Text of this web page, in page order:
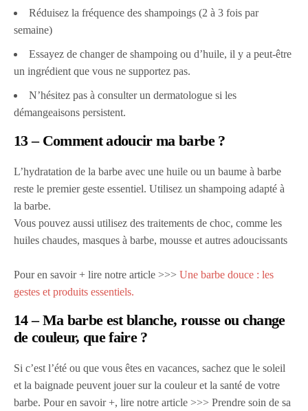
Réduisez la fréquence des shampoings (2 à 3 fois par
semaine)
Essayez de changer de shampoing ou d’huile, il y a peut-être
un ingrédient que vous ne supportez pas.
N’hésitez pas à consulter un dermatologue si les
démangeaisons persistent.
13 – Comment adoucir ma barbe ?
L’hydratation de la barbe avec une huile ou un baume à barbe
reste le premier geste essentiel. Utilisez un shampoing adapté à
la barbe.
Vous pouvez aussi utilisez des traitements de choc, comme les
huiles chaudes, masques à barbe, mousse et autres adoucissants
Pour en savoir + lire notre article >>>Une barbe douce : les
gestes et produits essentiels.
14 – Ma barbe est blanche, rousse ou change
de couleur, que faire ?
Si c’est l’été ou que vous êtes en vacances, sachez que le soleil
et la baignade peuvent jouer sur la couleur et la santé de votre
barbe. Pour en savoir +, lire notre article >>> Prendre soin de sa